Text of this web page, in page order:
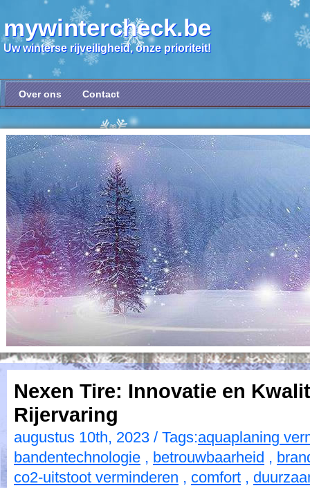
mywintercheck.be
Uw winterse rijveiligheid, onze prioriteit!
Over ons Contact
Nexen Tire: Innovatie en
Rijervaring
augustus 10th, 2023 / Tags:aquaplaning
bandentechnologie , betrouwbaarheid ,
co2-uitstoot verminderen , comfort ,